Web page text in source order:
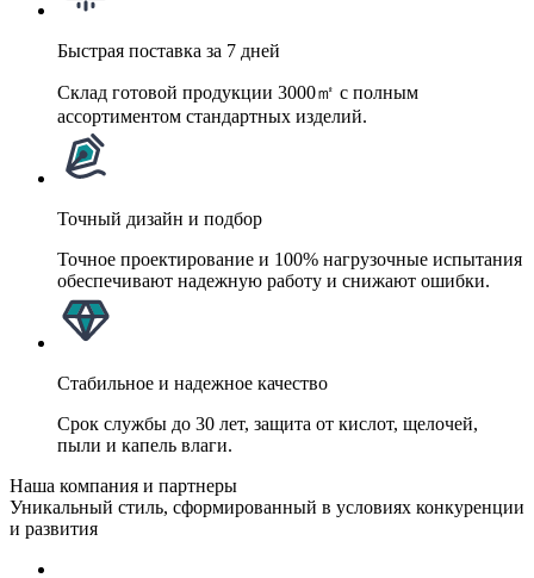
Быстрая поставка за 7 дней
Склад готовой продукции 3000㎡ с полным
ассортиментом стандартных изделий.
Точный дизайн и подбор
Точное проектирование и 100% нагрузочные испытания
обеспечивают надежную работу и снижают ошибки.
Стабильное и надежное качество
Срок службы до 30 лет, защита от кислот, щелочей,
пыли и капель влаги.
Наша компания и партнеры
Уникальный стиль, сформированный в условиях конкуренции
и развития